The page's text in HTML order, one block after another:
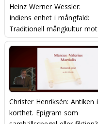
Heinz Werner Wessler:
Indiens enhet i mångfald:
Traditionell mångkultur mot
modern nationalism?
Christer Henriksén: Antiken i
korthet. Epigram som